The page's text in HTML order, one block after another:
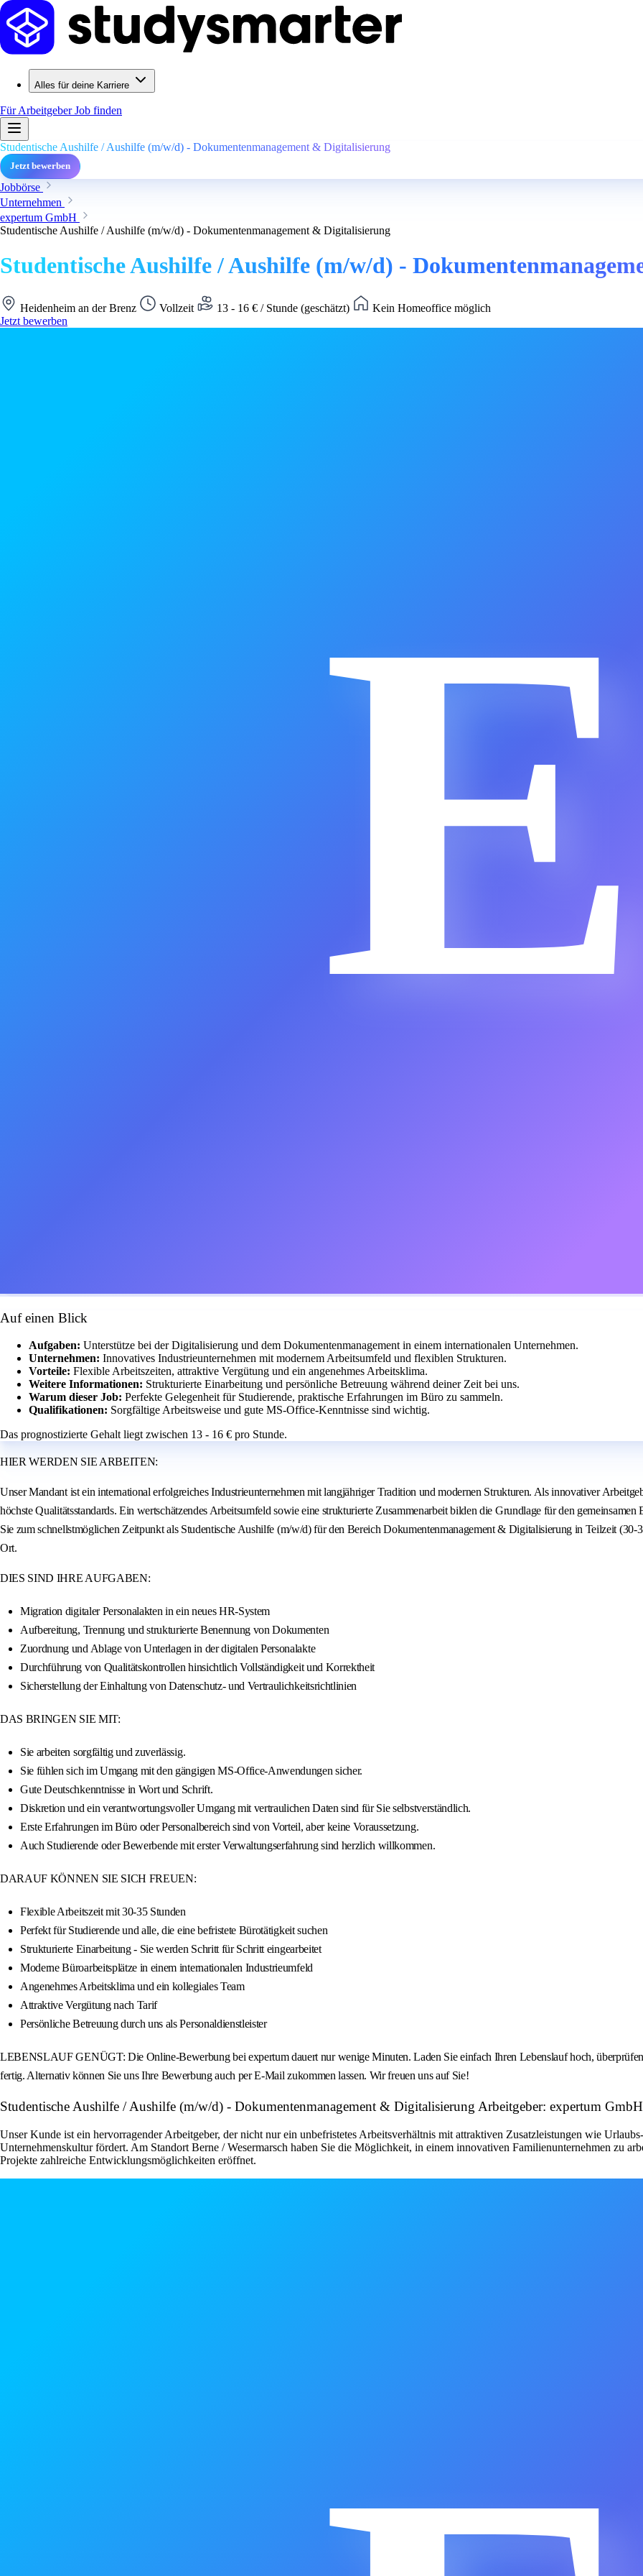
Alles für deine Karriere
Für ArbeitgeberJob finden
Studentische Aushilfe / Aushilfe (m/w/d) - Dokumentenmanagement & Digitalisierung
Jetzt bewerben
Jobbörse
Unternehmen
expertum GmbH
Studentische Aushilfe / Aushilfe (m/w/d) - Dokumentenmanagement & Digitalisierung
Studentische Aushilfe / Aushilfe (m/w/d) -
Heidenheim an der Brenz Vollzeit 13 - 16 € / Stunde (geschätzt)
Kein Homeoffice möglich
Jetzt bewerben
E
Auf einen Blick
Aufgaben: Unterstütze bei der Digitalisierung und dem Dokumentenmanagement in einem internationalen Unternehmen.
Unternehmen: Innovatives Industrieunternehmen mit modernem Arbeitsumfeld und flexiblen Strukturen.
Vorteile: Flexible Arbeitszeiten, attraktive Vergütung und ein angenehmes Arbeitsklima.
Weitere Informationen: Strukturierte Einarbeitung und persönliche Betreuung während deiner Zeit bei uns.
Warum dieser Job: Perfekte Gelegenheit für Studierende, praktische Erfahrungen im Büro zu sammeln.
Qualifikationen: Sorgfältige Arbeitsweise und gute MS-Office-Kenntnisse sind wichtig.
Das prognostizierte Gehalt liegt zwischen 13 - 16 € pro Stunde.
HIER WERDEN SIE ARBEITEN:
Unser Mandant ist ein international erfolgreiches Industrieunternehmen mit langjähriger Tradition und modernen Strukturen. Als innovativer
höchste Qualitätsstandards. Ein wertschätzendes Arbeitsumfeld sowie eine strukturierte Zusammenarbeit bilden die Grundlage für den
Sie zum schnellstmöglichen Zeitpunkt als Studentische Aushilfe (m/w/d) für den Bereich Dokumentenmanagement & Digitalisierung in Teilzeit
Ort.
DIES SIND IHRE AUFGABEN:
Migration digitaler Personalakten in ein neues HR-System
Aufbereitung, Trennung und strukturierte Benennung von Dokumenten
Zuordnung und Ablage von Unterlagen in der digitalen Personalakte
Durchführung von Qualitätskontrollen hinsichtlich Vollständigkeit und Korrektheit
Sicherstellung der Einhaltung von Datenschutz- und Vertraulichkeitsrichtlinien
DAS BRINGEN SIE MIT:
Sie arbeiten sorgfältig und zuverlässig.
Sie fühlen sich im Umgang mit den gängigen MS-Office-Anwendungen sicher.
Gute Deutschkenntnisse in Wort und Schrift.
Diskretion und ein verantwortungsvoller Umgang mit vertraulichen Daten sind für Sie selbstverständlich.
Erste Erfahrungen im Büro oder Personalbereich sind von Vorteil, aber keine Voraussetzung.
Auch Studierende oder Bewerbende mit erster Verwaltungserfahrung sind herzlich willkommen.
DARAUF KÖNNEN SIE SICH FREUEN:
Flexible Arbeitszeit mit 30-35 Stunden
Perfekt für Studierende und alle, die eine befristete Bürotätigkeit suchen
Strukturierte Einarbeitung - Sie werden Schritt für Schritt eingearbeitet
Moderne Büroarbeitsplätze in einem internationalen Industrieumfeld
Angenehmes Arbeitsklima und ein kollegiales Team
Attraktive Vergütung nach Tarif
Persönliche Betreuung durch uns als Personaldienstleister
LEBENSLAUF GENÜGT: Die Online-Bewerbung bei expertum dauert nur wenige Minuten. Laden Sie einfach Ihren Lebenslauf hoch,
fertig. Alternativ können Sie uns Ihre Bewerbung auch per E-Mail zukommen lassen. Wir freuen uns auf Sie!
Studentische Aushilfe / Aushilfe (m/w/d) - Dokumentenmanagement & Digitalisierung Arbeitgeber: expertum GmbH
Unser Kunde ist ein hervorragender Arbeitgeber, der nicht nur ein unbefristetes Arbeitsverhältnis mit attraktiven Zusatzleistungen wie
Unternehmenskultur fördert. Am Standort Berne / Wesermarsch haben Sie die Möglichkeit, in einem innovativen Familienunternehmen zu
Projekte zahlreiche Entwicklungsmöglichkeiten eröffnet.